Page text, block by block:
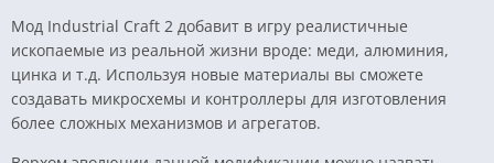
Мод Industrial Craft 2 добавит в игру реалистичные
ископаемые из реальной жизни вроде: меди, алюминия,
цинка и т.д. Используя новые материалы вы сможете
создавать микросхемы и контроллеры для изготовления
более сложных механизмов и агрегатов.